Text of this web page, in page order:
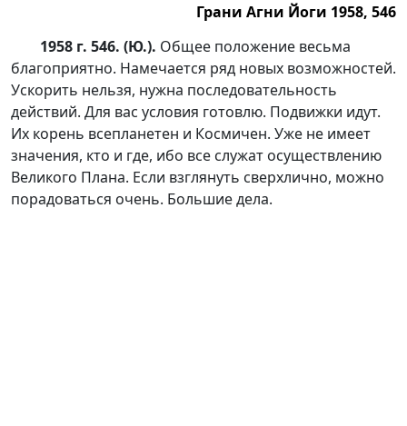
Грани Агни Йоги 1958, 546
1958 г. 546. (Ю.). Общее положение весьма
благоприятно. Намечается ряд новых возможностей.
Ускорить нельзя, нужна последовательность
действий. Для вас условия готовлю. Подвижки идут.
Их корень всепланетен и Космичен. Уже не имеет
значения, кто и где, ибо все служат осуществлению
Великого Плана. Если взглянуть сверхлично, можно
порадоваться очень. Большие дела.